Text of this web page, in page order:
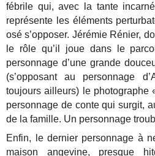
fébrile qui, avec la tante
représente les éléments
osé s’opposer. Jérémie Rénier,
le rôle qu’il joue dans le
personnage d’une grande
(s’opposant au personnage
toujours ailleurs) le photographe
personnage de conte qui surgit,
de la famille. Un personnage
Enfin, le dernier personnage à
maison angevine, presque